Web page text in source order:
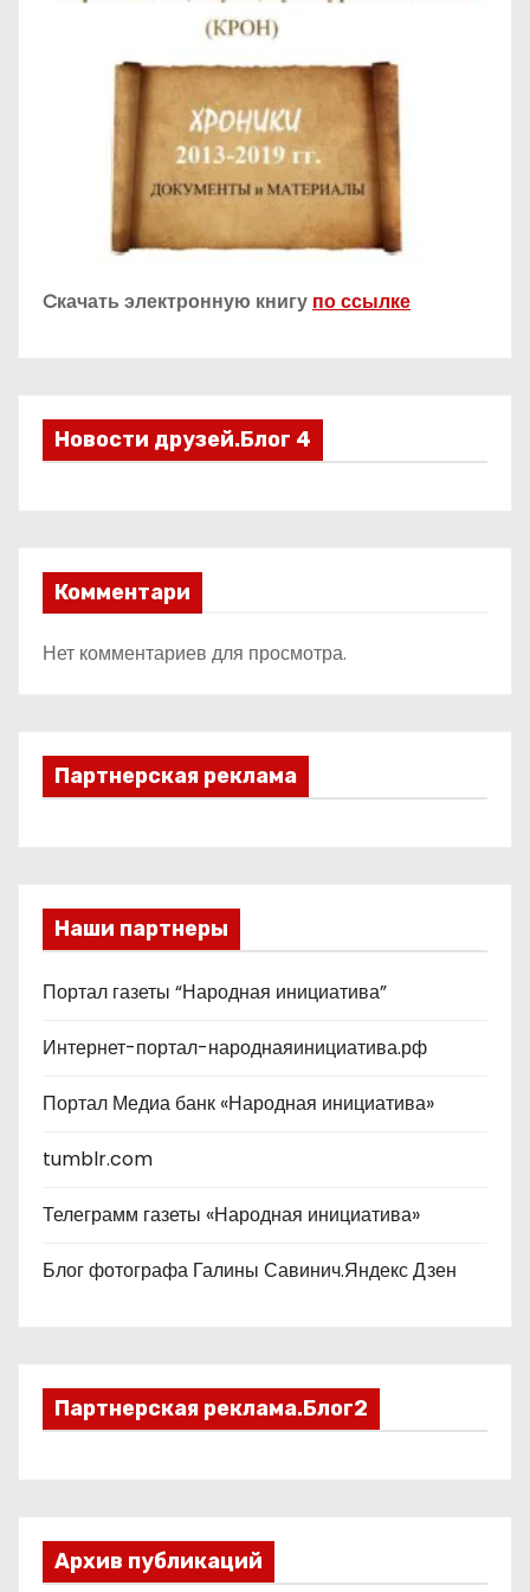
Cкачать электронную книгу по ссылке
Новости друзей.Блог 4
Комментари
Нет комментариев для просмотра.
Партнерская реклама
Наши партнеры
Портал газеты “Народная инициатива”
Интернет-портал-народнаяинициатива.рф
Портал Медиа банк «Народная инициатива»
tumblr.com
Телеграмм газеты «Народная инициатива»
Блог фотографа Галины Савинич.Яндекс Дзен
Партнерская реклама.Блог2
Архив публикаций